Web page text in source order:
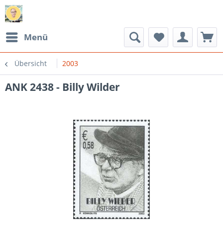
Menü
Übersicht 2003
ANK 2438 - Billy Wilder